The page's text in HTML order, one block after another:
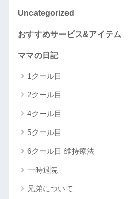
Uncategorized
おすすめサービス&アイテム
ママの日記
1クール目
2クール目
4クール目
5クール目
6クール目 維持療法
一時退院
兄弟について